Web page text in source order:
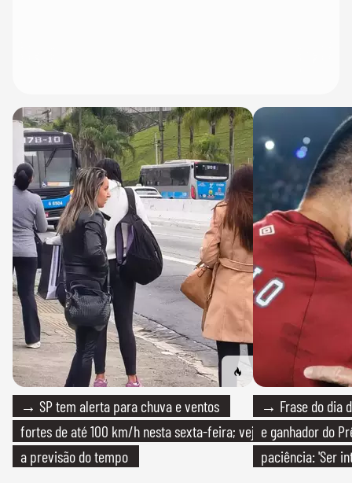
→ SP tem alerta para chuva e ventos
fortes de até 100 km/h nesta sexta-feira; veja
a previsão do tempo
→ Frase do dia
e ganhador do
paciência: 'Ser